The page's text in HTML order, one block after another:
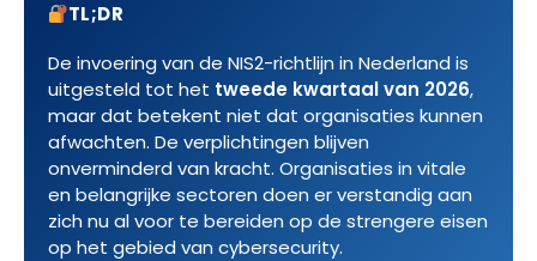
TL;DR
De invoering van de NIS2-richtlijn in Nederland is
uitgesteld tot het tweede kwartaal van 2026,
maar dat betekent niet dat organisaties kunnen
afwachten. De verplichtingen blijven
onverminderd van kracht. Organisaties in vitale
en belangrijke sectoren doen er verstandig aan
zich nu al voor te bereiden op de strengere eisen
op het gebied van cybersecurity.